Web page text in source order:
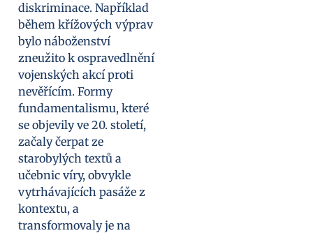
diskriminace. Například
během křížových výprav
bylo náboženství
zneužito k ospravedlnění
vojenských akcí proti
nevěřícím. Formy
fundamentalismu, které
se objevily ve 20. století,
začaly čerpat ze
starobylých textů a
učebnic víry, obvykle
vytrhávajících pasáže z
kontextu, a
transformovaly je na